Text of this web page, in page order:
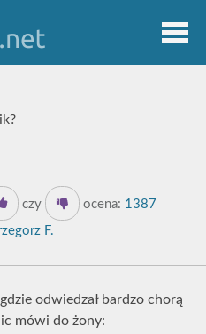
czy ocena: 1387
F.
odwiedzał bardzo chorą
mówi do żony: